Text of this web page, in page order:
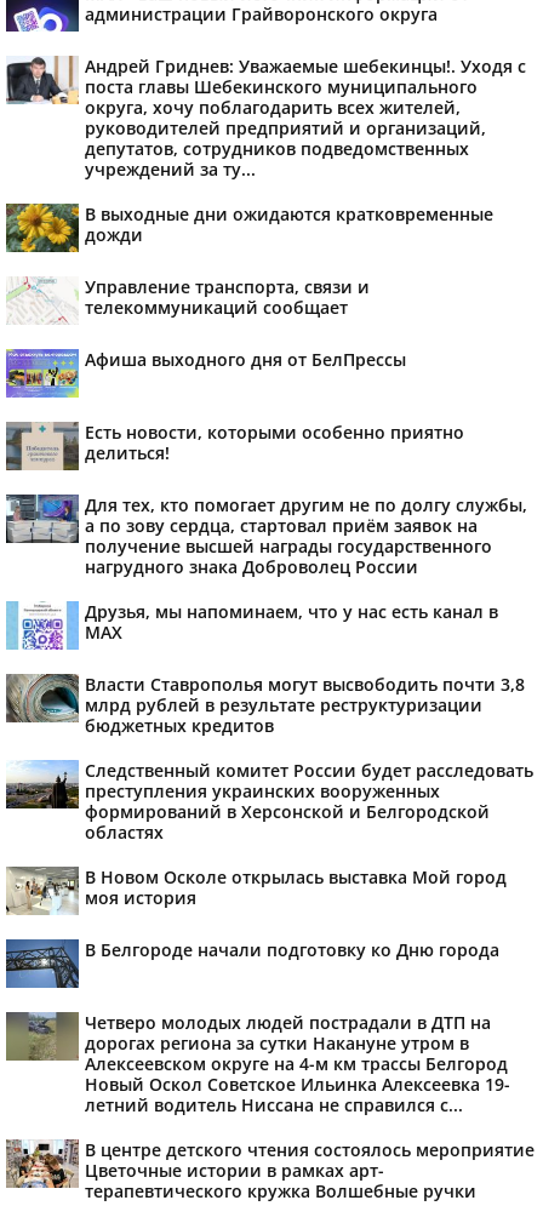
администрации Грайворонского округа
Андрей Гриднев: Уважаемые шебекинцы!. Уходя с
поста главы Шебекинского муниципального
округа, хочу поблагодарить всех жителей,
руководителей предприятий и организаций,
депутатов, сотрудников подведомственных
учреждений за ту...
В выходные дни ожидаются кратковременные
дожди
Управление транспорта, связи и
телекоммуникаций сообщает
Афиша выходного дня от БелПрессы
Есть новости, которыми особенно приятно
делиться!
Для тех, кто помогает другим не по долгу службы,
а по зову сердца, стартовал приём заявок на
получение высшей награды государственного
нагрудного знака Доброволец России
Друзья, мы напоминаем, что у нас есть канал в
МАХ
Власти Ставрополья могут высвободить почти 3,8
млрд рублей в результате реструктуризации
бюджетных кредитов
Следственный комитет России будет расследовать
преступления украинских вооруженных
формирований в Херсонской и Белгородской
областях
В Новом Осколе открылась выставка Мой город
моя история
В Белгороде начали подготовку ко Дню города
Четверо молодых людей пострадали в ДТП на
дорогах региона за сутки Накануне утром в
Алексеевском округе на 4-м км трассы Белгород
Новый Оскол Советское Ильинка Алексеевка 19-
летний водитель Ниссана не справился с...
В центре детского чтения состоялось мероприятие
Цветочные истории в рамках арт-
терапевтического кружка Волшебные ручки